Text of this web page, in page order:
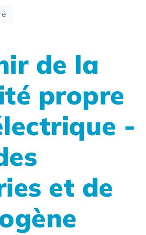
de la
propre
-
et de